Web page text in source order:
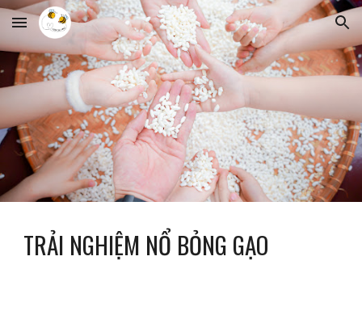
Skip to main content Skip to navigation
TRẢI NGHIỆM NỔ BỎNG GẠO